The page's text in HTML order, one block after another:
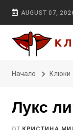
AUGUST 07,
Начало Клюки
Лукс